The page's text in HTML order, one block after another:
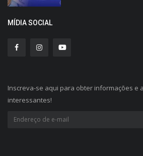
MÍDIA SOCIAL
Inscreva-se aqui para obter informações e
interessantes!